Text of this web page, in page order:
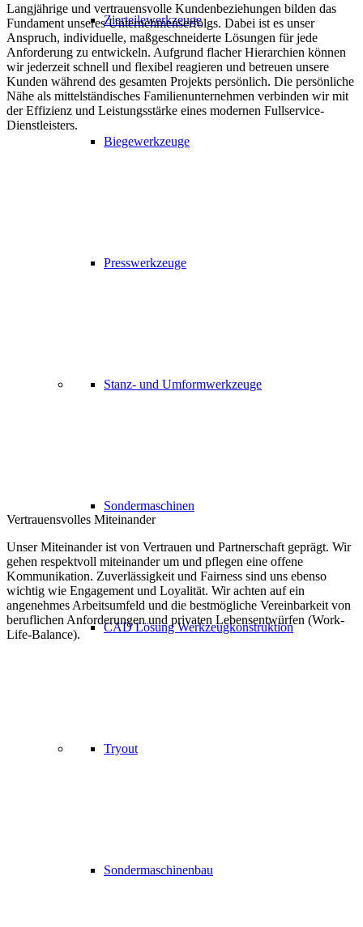
Zierteilewerkzeuge
Biegewerkzeuge
Presswerkzeuge
Stanz- und Umformwerkzeuge
Sondermaschinen
CAD Lösung Werkzeugkonstruktion
Tryout
Sondermaschinenbau
Langjährige und vertrauensvolle Kundenbeziehungen bilden das
Fundament unseres Unternehmenserfolgs. Dabei ist es unser
Anspruch, individuelle, maßgeschneiderte Lösungen für jede
Anforderung zu entwickeln. Aufgrund flacher Hierarchien können
wir jederzeit schnell und flexibel reagieren und betreuen unsere
Kunden während des gesamten Projekts persönlich. Die persönliche
Nähe als mittelständisches Familienunternehmen verbinden wir mit
der Effizienz und Leistungsstärke eines modernen Fullservice-
Dienstleisters.
Vertrauensvolles Miteinander
Unser Miteinander ist von Vertrauen und Partnerschaft geprägt. Wir
gehen respektvoll miteinander um und pflegen eine offene
Kommunikation. Zuverlässigkeit und Fairness sind uns ebenso
wichtig wie Engagement und Loyalität. Wir achten auf ein
angenehmes Arbeitsumfeld und die bestmögliche Vereinbarkeit von
beruflichen Anforderungen und privaten Lebensentwürfen (Work-
Life-Balance).